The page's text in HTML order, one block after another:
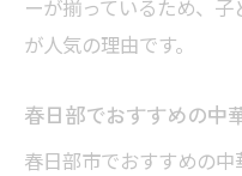
ーが揃っているため、
が人気の理由です。
春日部でおすすめの中
春日部市でおすすめの